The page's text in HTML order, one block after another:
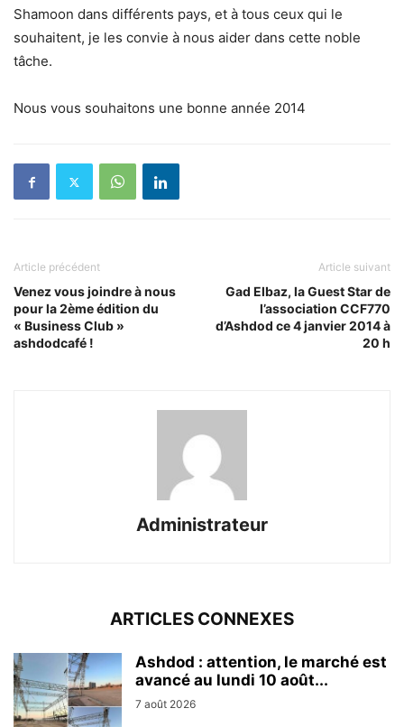
Shamoon dans différents pays, et à tous ceux qui le
souhaitent, je les convie à nous aider dans cette noble
tâche.
Nous vous souhaitons une bonne année 2014
Article précédent
Venez vous joindre à nous
pour la 2ème édition du
« Business Club »
ashdodcafé !
Article suivant
Gad Elbaz, la Guest Star de
l’association CCF770
d’Ashdod ce 4 janvier 2014 à
20 h
Administrateur
ARTICLES CONNEXES
Ashdod : attention, le marché est
avancé au lundi 10 août...
7 août 2026